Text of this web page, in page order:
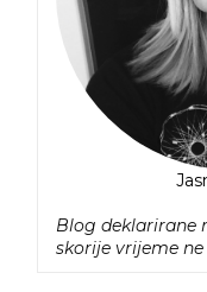
Blog deklarirane
skorije vrijeme